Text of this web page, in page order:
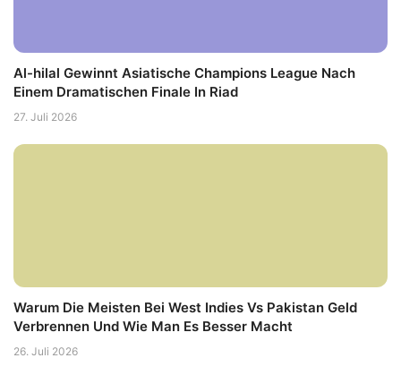
Al-hilal Gewinnt Asiatische Champions League Nach
Einem Dramatischen Finale In Riad
27. Juli 2026
Warum Die Meisten Bei West Indies Vs Pakistan Geld
Verbrennen Und Wie Man Es Besser Macht
26. Juli 2026